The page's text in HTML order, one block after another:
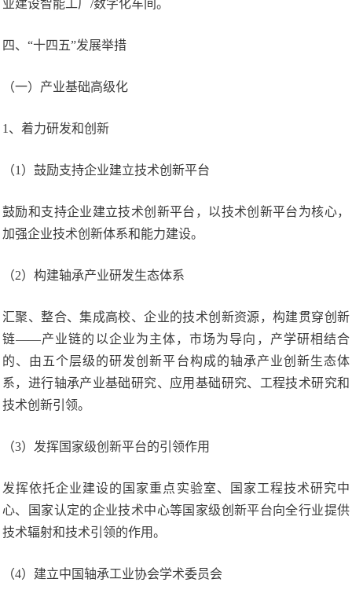
业建设智能工厂/数字化车间。
四、“十四五”发展举措
（一）产业基础高级化
1、着力研发和创新
（1）鼓励支持企业建立技术创新平台
鼓励和支持企业建立技术创新平台，以技术创新平台为核心，
加强企业技术创新体系和能力建设。
（2）构建轴承产业研发生态体系
汇聚、整合、集成高校、企业的技术创新资源，构建贯穿创新
链——产业链的以企业为主体，市场为导向，产学研相结合
的、由五个层级的研发创新平台构成的轴承产业创新生态体
系，进行轴承产业基础研究、应用基础研究、工程技术研究和
技术创新引领。
（3）发挥国家级创新平台的引领作用
发挥依托企业建设的国家重点实验室、国家工程技术研究中
心、国家认定的企业技术中心等国家级创新平台向全行业提供
技术辐射和技术引领的作用。
（4）建立中国轴承工业协会学术委员会